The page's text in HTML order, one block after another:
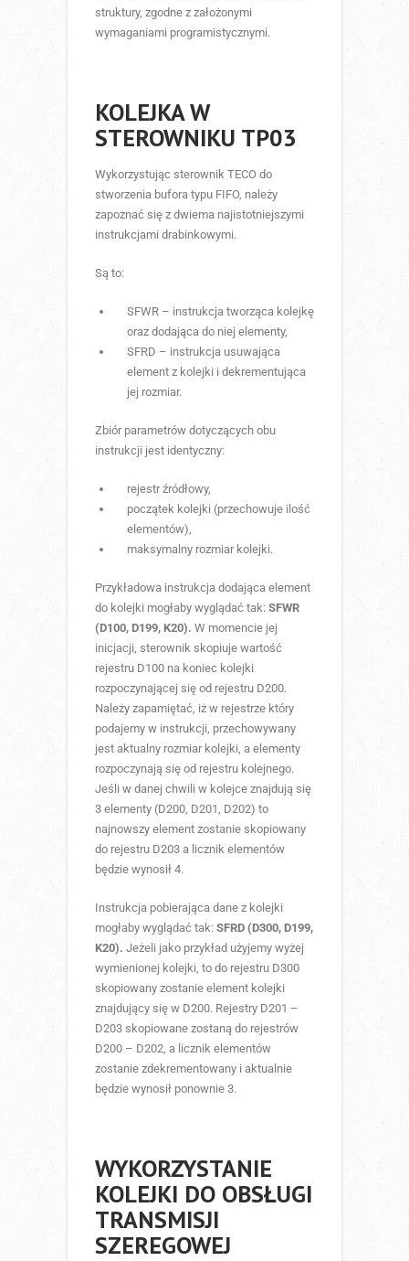
struktury, zgodne z założonymi
wymaganiami programistycznymi.
KOLEJKA W
STEROWNIKU TP03
Wykorzystując sterownik TECO do
stworzenia bufora typu FIFO, należy
zapoznać się z dwiema najistotniejszymi
instrukcjami drabinkowymi.
Są to:
SFWR – instrukcja tworząca kolejkę
oraz dodająca do niej elementy,
SFRD – instrukcja usuwająca
element z kolejki i dekrementująca
jej rozmiar.
Zbiór parametrów dotyczących obu
instrukcji jest identyczny:
rejestr źródłowy,
początek kolejki (przechowuje ilość
elementów),
maksymalny rozmiar kolejki.
Przykładowa instrukcja dodająca element
do kolejki mogłaby wyglądać tak: SFWR
(D100, D199, K20). W momencie jej
inicjacji, sterownik skopiuje wartość
rejestru D100 na koniec kolejki
rozpoczynającej się od rejestru D200.
Należy zapamiętać, iż w rejestrze który
podajemy w instrukcji, przechowywany
jest aktualny rozmiar kolejki, a elementy
rozpoczynają się od rejestru kolejnego.
Jeśli w danej chwili w kolejce znajdują się
3 elementy (D200, D201, D202) to
najnowszy element zostanie skopiowany
do rejestru D203 a licznik elementów
będzie wynosił 4.
Instrukcja pobierająca dane z kolejki
mogłaby wyglądać tak: SFRD (D300, D199,
K20). Jeżeli jako przykład użyjemy wyżej
wymienionej kolejki, to do rejestru D300
skopiowany zostanie element kolejki
znajdujący się w D200. Rejestry D201 –
D203 skopiowane zostaną do rejestrów
D200 – D202, a licznik elementów
zostanie zdekrementowany i aktualnie
będzie wynosił ponownie 3.
WYKORZYSTANIE
KOLEJKI DO OBSŁUGI
TRANSMISJI
SZEREGOWEJ